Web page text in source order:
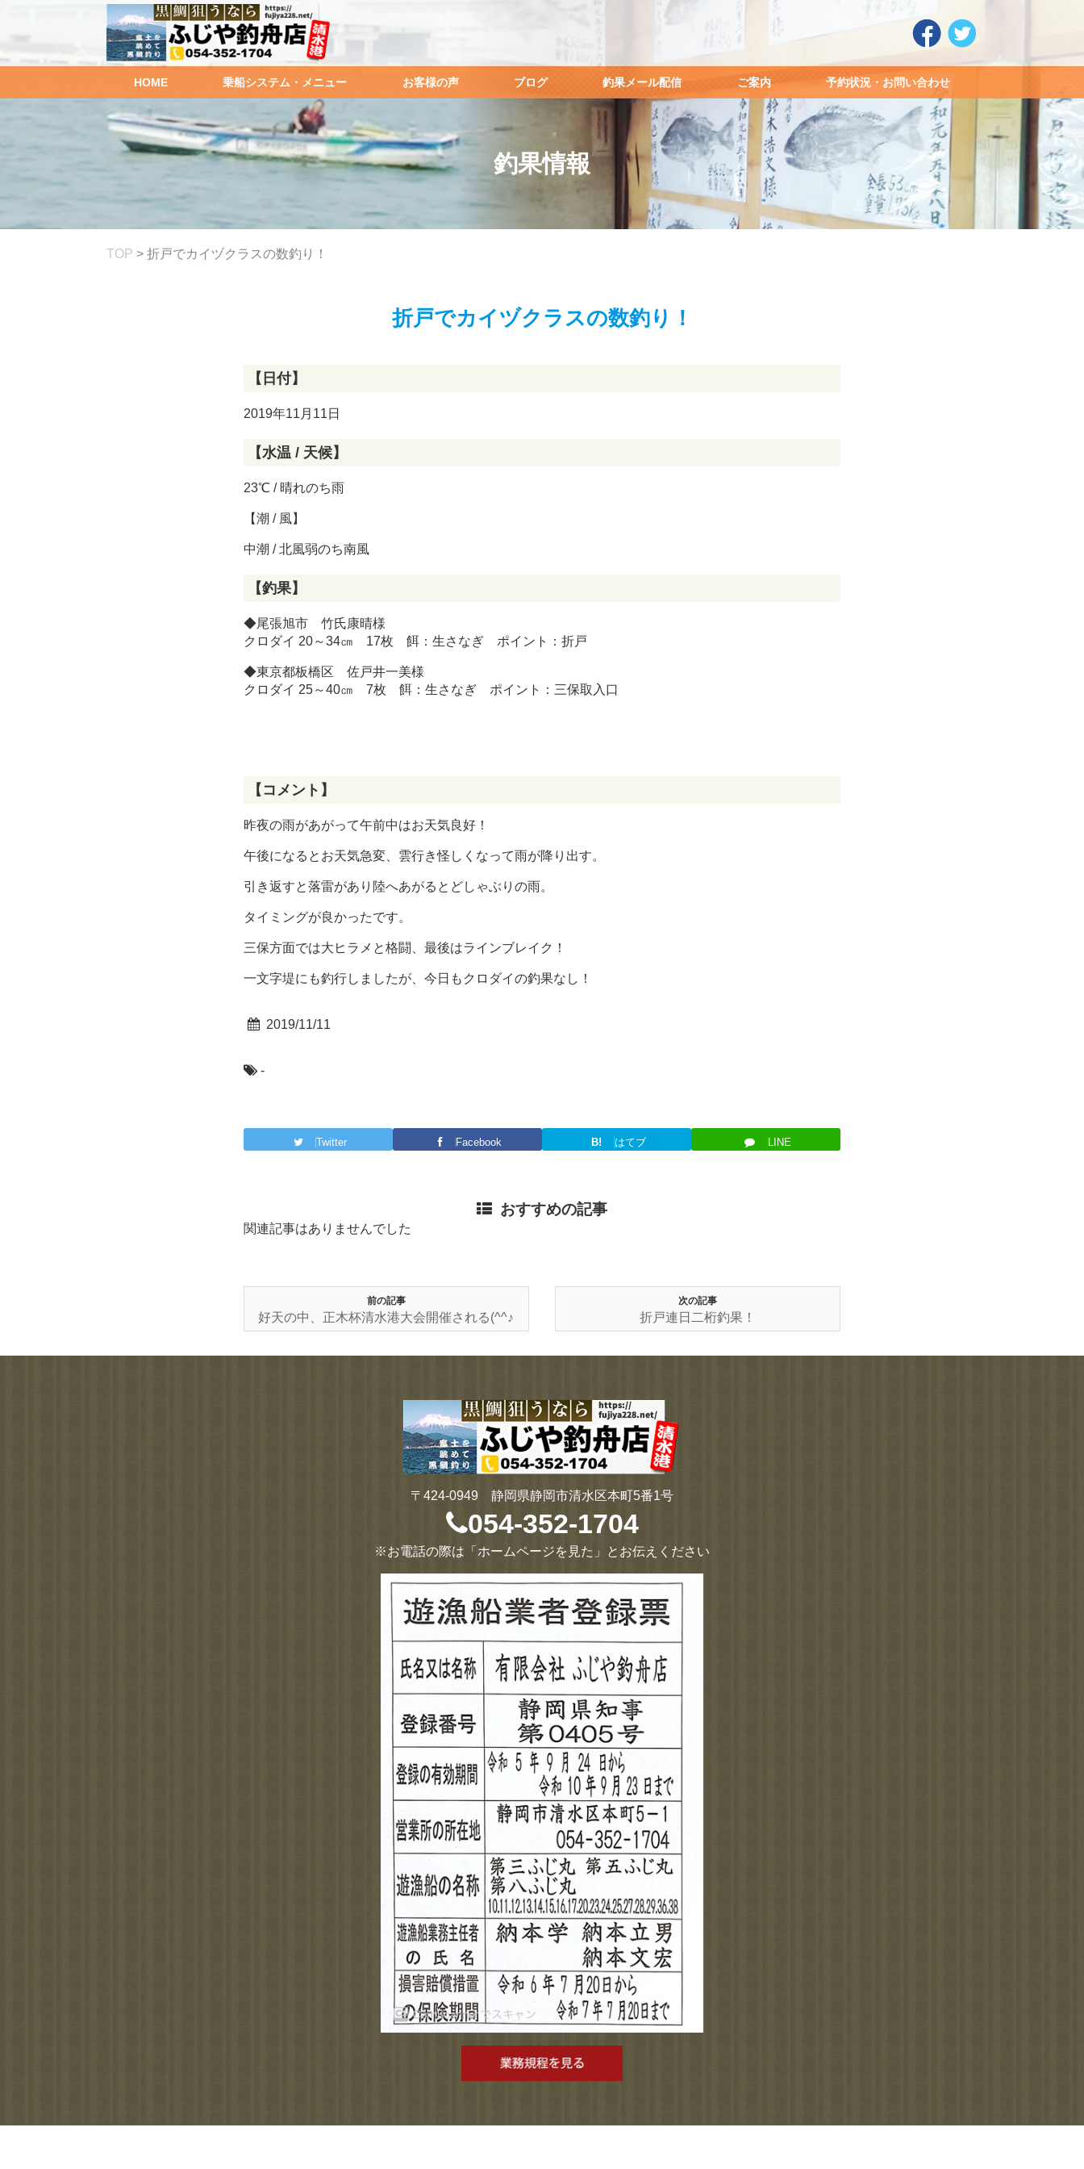
HOME 乗船システム・メニュー お客様の声 ブログ 釣果メール配信 ご案内 予約状況・お問い合わせ
釣果情報
TOP > 折戸でカイヅクラスの数釣り！
折戸でカイヅクラスの数釣り！
【日付】
2019年11月11日
【水温 / 天候】
23℃ / 晴れのち雨
【潮 / 風】
中潮 / 北風弱のち南風
【釣果】
◆尾張旭市 竹氏康晴様
クロダイ 20～34㎝ 17枚 餌：生さなぎ ポイント：折戸
◆東京都板橋区 佐戸井一美様
クロダイ 25～40㎝ 7枚 餌：生さなぎ ポイント：三保取入口
【コメント】
昨夜の雨があがって午前中はお天気良好！
午後になるとお天気急変、雲行き怪しくなって雨が降り出す。
引き返すと落雷があり陸へあがるとどしゃぶりの雨。
タイミングが良かったです。
三保方面では大ヒラメと格闘、最後はラインブレイク！
一文字堤にも釣行しましたが、今日もクロダイの釣果なし！
2019/11/11
-
Twitter Facebook B! はてブ LINE
おすすめの記事
関連記事はありませんでした
前の記事
好天の中、正木杯清水港大会開催される(^^♪
次の記事
折戸連日二桁釣果！
〒424-0949 静岡県静岡市清水区本町5番1号
054-352-1704
※お電話の際は「ホームページを見た」とお伝えください